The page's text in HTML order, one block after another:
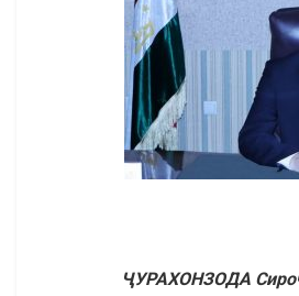
ҶУРАХОНЗОДА